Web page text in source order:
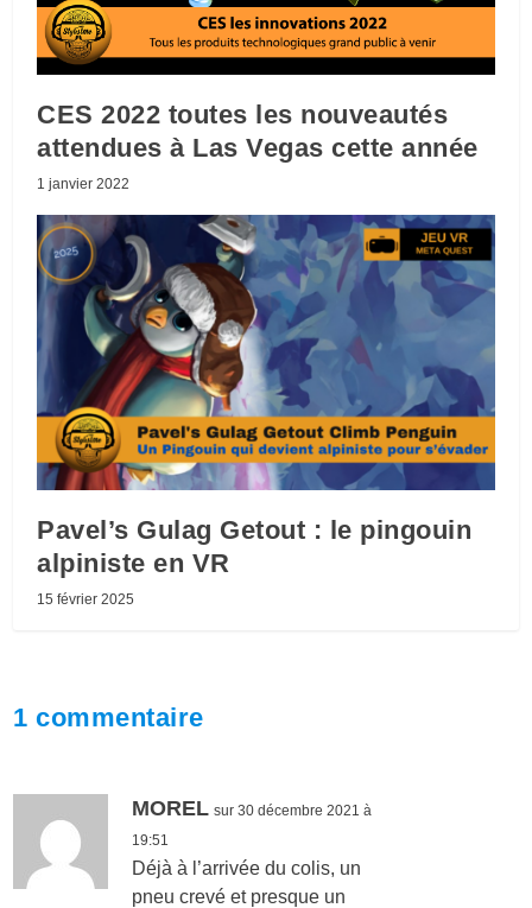
CES 2022 toutes les nouveautés
attendues à Las Vegas cette année
1 janvier 2022
Pavel’s Gulag Getout : le pingouin
alpiniste en VR
15 février 2025
1 commentaire
MOREL sur 30 décembre 2021 à
19:51
Déjà à l’arrivée du colis, un
pneu crevé et presque un